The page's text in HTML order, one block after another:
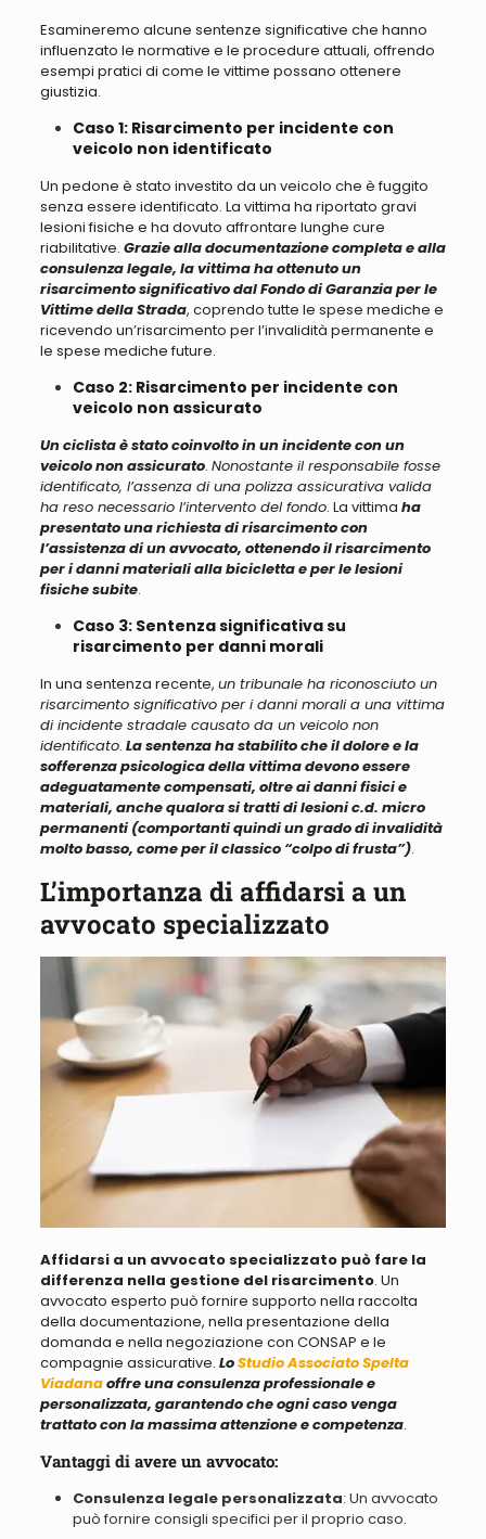
Esamineremo alcune sentenze significative che hanno
influenzato le normative e le procedure attuali, offrendo
esempi pratici di come le vittime possano ottenere
giustizia.
Caso 1: Risarcimento per incidente con
veicolo non identificato
Un pedone è stato investito da un veicolo che è fuggito
senza essere identificato. La vittima ha riportato gravi
lesioni fisiche e ha dovuto affrontare lunghe cure
riabilitative. Grazie alla documentazione completa e alla
consulenza legale, la vittima ha ottenuto un
risarcimento significativo dal Fondo di Garanzia per le
Vittime della Strada, coprendo tutte le spese mediche e
ricevendo un’risarcimento per l’invalidità permanente e
le spese mediche future.
Caso 2: Risarcimento per incidente con
veicolo non assicurato
Un ciclista è stato coinvolto in un incidente con un
veicolo non assicurato. Nonostante il responsabile fosse
identificato, l’assenza di una polizza assicurativa valida
ha reso necessario l’intervento del fondo. La vittima ha
presentato una richiesta di risarcimento con
l’assistenza di un avvocato, ottenendo il risarcimento
per i danni materiali alla bicicletta e per le lesioni
fisiche subite.
Caso 3: Sentenza significativa su
risarcimento per danni morali
In una sentenza recente, un tribunale ha riconosciuto un
risarcimento significativo per i danni morali a una vittima
di incidente stradale causato da un veicolo non
identificato. La sentenza ha stabilito che il dolore e la
sofferenza psicologica della vittima devono essere
adeguatamente compensati, oltre ai danni fisici e
materiali, anche qualora si tratti di lesioni c.d. micro
permanenti (comportanti quindi un grado di invalidità
molto basso, come per il classico “colpo di frusta”).
L’importanza di affidarsi a un
avvocato specializzato
Affidarsi a un avvocato specializzato può fare la
differenza nella gestione del risarcimento. Un
avvocato esperto può fornire supporto nella raccolta
della documentazione, nella presentazione della
domanda e nella negoziazione con CONSAP e le
compagnie assicurative. LoStudio Associato Spelta
Viadanaoffre una consulenza professionale e
personalizzata, garantendo che ogni caso venga
trattato con la massima attenzione e competenza.
Vantaggi di avere un avvocato:
Consulenza legale personalizzata: Un avvocato
può fornire consigli specifici per il proprio caso.